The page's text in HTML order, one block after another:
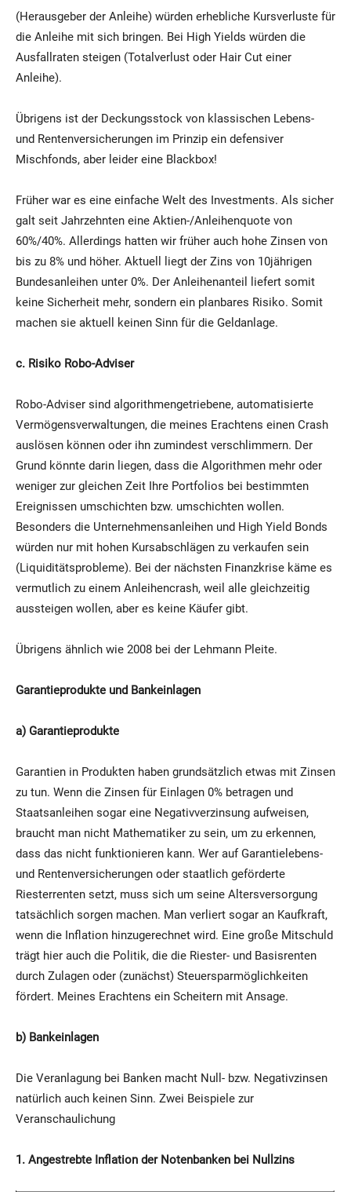
(Herausgeber der Anleihe) würden erhebliche Kursverluste für
die Anleihe mit sich bringen. Bei High Yields würden die
Ausfallraten steigen (Totalverlust oder Hair Cut einer
Anleihe).
Übrigens ist der Deckungsstock von klassischen Lebens-
und Rentenversicherungen im Prinzip ein defensiver
Mischfonds, aber leider eine Blackbox!
Früher war es eine einfache Welt des Investments. Als sicher
galt seit Jahrzehnten eine Aktien-/Anleihenquote von
60%/40%. Allerdings hatten wir früher auch hohe Zinsen von
bis zu 8% und höher. Aktuell liegt der Zins von 10jährigen
Bundesanleihen unter 0%. Der Anleihenanteil liefert somit
keine Sicherheit mehr, sondern ein planbares Risiko. Somit
machen sie aktuell keinen Sinn für die Geldanlage.
c. Risiko Robo-Adviser
Robo-Adviser sind algorithmengetriebene, automatisierte
Vermögensverwaltungen, die meines Erachtens einen Crash
auslösen können oder ihn zumindest verschlimmern. Der
Grund könnte darin liegen, dass die Algorithmen mehr oder
weniger zur gleichen Zeit Ihre Portfolios bei bestimmten
Ereignissen umschichten bzw. umschichten wollen.
Besonders die Unternehmensanleihen und High Yield Bonds
würden nur mit hohen Kursabschlägen zu verkaufen sein
(Liquiditätsprobleme). Bei der nächsten Finanzkrise käme es
vermutlich zu einem Anleihencrash, weil alle gleichzeitig
aussteigen wollen, aber es keine Käufer gibt.
Übrigens ähnlich wie 2008 bei der Lehmann Pleite.
Garantieprodukte und Bankeinlagen
a) Garantieprodukte
Garantien in Produkten haben grundsätzlich etwas mit Zinsen
zu tun. Wenn die Zinsen für Einlagen 0% betragen und
Staatsanleihen sogar eine Negativverzinsung aufweisen,
braucht man nicht Mathematiker zu sein, um zu erkennen,
dass das nicht funktionieren kann. Wer auf Garantielebens-
und Rentenversicherungen oder staatlich geförderte
Riesterrenten setzt, muss sich um seine Altersversorgung
tatsächlich sorgen machen. Man verliert sogar an Kaufkraft,
wenn die Inflation hinzugerechnet wird. Eine große Mitschuld
trägt hier auch die Politik, die die Riester- und Basisrenten
durch Zulagen oder (zunächst) Steuersparmöglichkeiten
fördert. Meines Erachtens ein Scheitern mit Ansage.
b) Bankeinlagen
Die Veranlagung bei Banken macht Null- bzw. Negativzinsen
natürlich auch keinen Sinn. Zwei Beispiele zur
Veranschaulichung
1. Angestrebte Inflation der Notenbanken bei Nullzins